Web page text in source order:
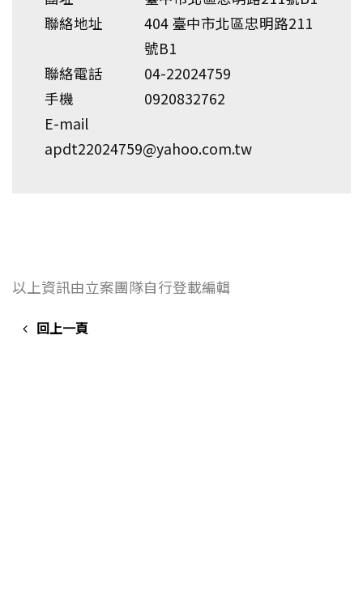
聯絡地址
404 臺中市北區忠明路211
號B1
聯絡電話
04-22024759
手機
0920832762
E-mail
apdt22024759@yahoo.com.tw
以上資訊由立案團隊自行登載編輯
回上一頁